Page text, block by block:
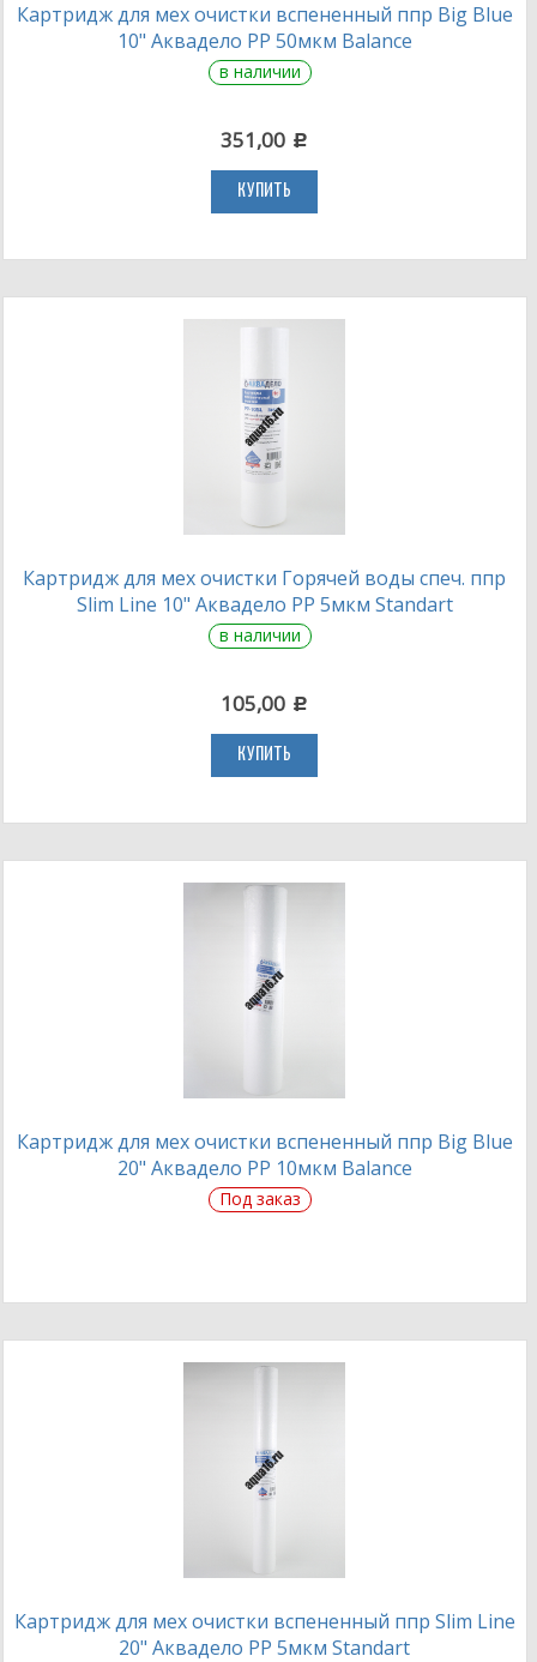
Картридж для мех очистки вспененный ппр Big Blue
10" Аквадело PP 50мкм Balance
в наличии
351,00 c
КУПИТЬ
Картридж для мех очистки Горячей воды спеч. ппр
Slim Line 10" Аквадело PP 5мкм Standart
в наличии
105,00 c
КУПИТЬ
Картридж для мех очистки вспененный ппр Big Blue
20" Аквадело PP 10мкм Balance
Под заказ
Картридж для мех очистки вспененный ппр Slim Line
20" Аквадело PP 5мкм Standart